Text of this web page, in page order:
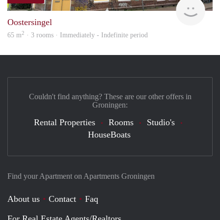
Oostersingel
65 m2 · 3 rooms · Immediately - Indefinite period
Find your Apartment on Apartments Groningen
About us Contact
Faq
Couldn't find anything? These are our other offers in
Groningen:
Rental Properties Rooms
Studio's
HouseBoats